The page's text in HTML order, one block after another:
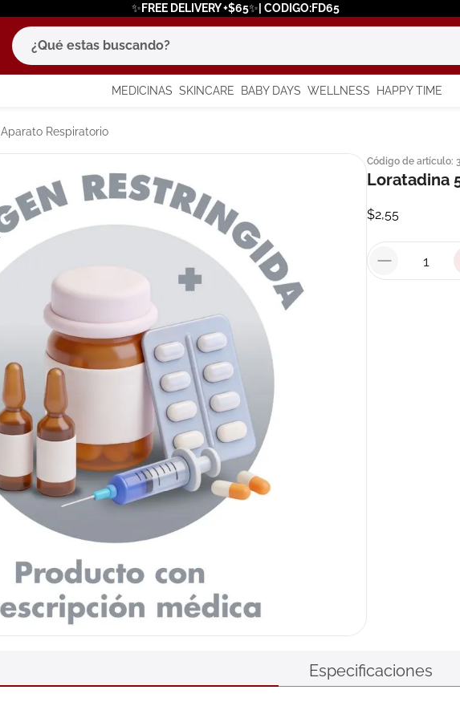
✨FREE DELIVERY +$65✨| CODIGO:FD65
¿Qué estas buscando?
MEDICINAS SKINCARE BABY DAYS WELLNESS HAPPY TIME
Aparato Respiratorio
Código de artículo:
Loratadina
$2,55
Especificaciones
términos más buscados
1. eucerin
3. bioderma
7.
. roche posay
9. megacistin
10 pañales